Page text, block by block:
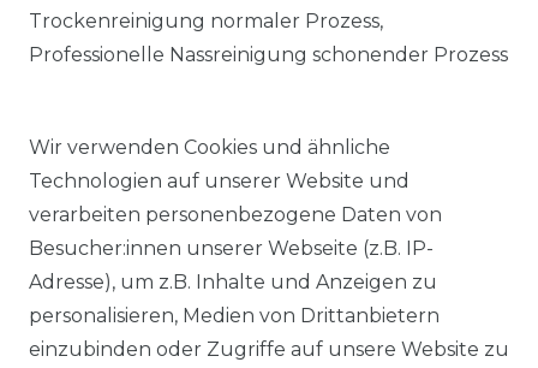
Trockenreinigung normaler Prozess,
Professionelle Nassreinigung schonender Prozess
Ähnlicher Artikel
Venti - Modern Fit - Herren
Langarm Business Hemd
Wir verwenden Cookies und ähnliche
Technologien auf unserer Website und
verarbeiten personenbezogene Daten von
Besucher:innen unserer Webseite (z.B. IP-
Adresse), um z.B. Inhalte und Anzeigen zu
personalisieren, Medien von Drittanbietern
einzubinden oder Zugriffe auf unsere Website zu